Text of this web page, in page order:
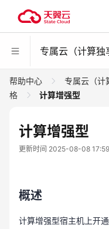
专属云（计算独
帮助中心 专属云（计
格
计算增强型
计算增强型
更新时间 2025-08-08
概述
计算增强型宿主机上开